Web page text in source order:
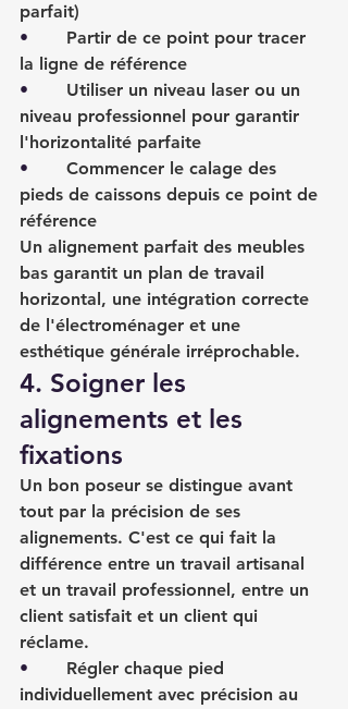
parfait)
• Partir de ce point pour tracer
la ligne de référence
• Utiliser un niveau laser ou un
niveau professionnel pour garantir
l'horizontalité parfaite
• Commencer le calage des
pieds de caissons depuis ce point de
référence
Un alignement parfait des meubles
bas garantit un plan de travail
horizontal, une intégration correcte
de l'électroménager et une
esthétique générale irréprochable.
4. Soigner les
alignements et les
fixations
Un bon poseur se distingue avant
tout par la précision de ses
alignements. C'est ce qui fait la
différence entre un travail artisanal
et un travail professionnel, entre un
client satisfait et un client qui
réclame.
• Régler chaque pied
individuellement avec précision au